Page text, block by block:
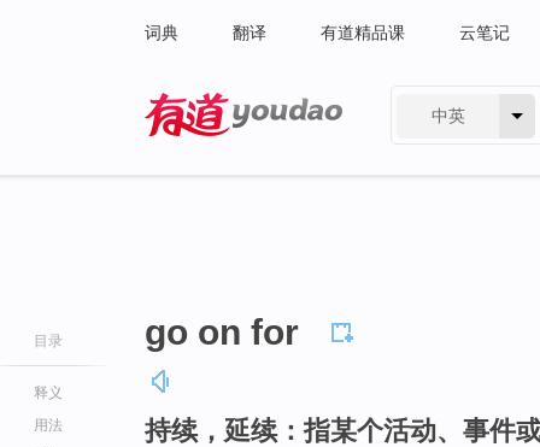
词典 翻译 有道精品课 云笔记
中英
目录
释义
用法
go on for
持续，延续：指某个活动、事件